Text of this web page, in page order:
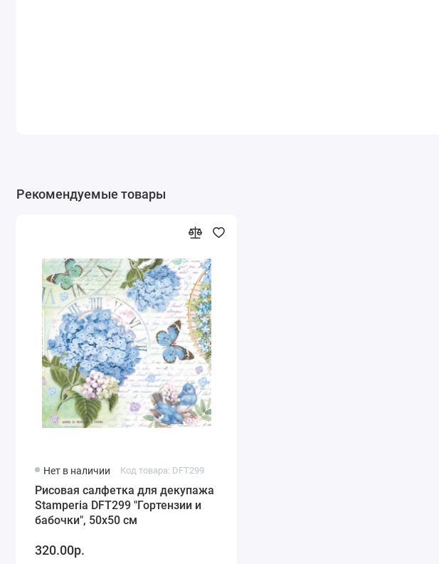
Рекомендуемые товары
Нет в наличии Код товара: DFT299
Рисовая салфетка для декупажа
Stamperia DFT299 "Гортензии и
бабочки", 50х50 см
320.00р.